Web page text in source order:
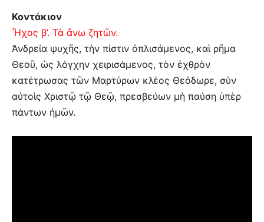
Κοντάκιον
Ἦχος β’. Τὰ ἄνω ζητῶν.
Ἀνδρεία ψυχῆς, τὴν πίστιν ὀπλισάμενος, καὶ ρῆμα
Θεοῦ, ὡς λόγχην χειρισάμενος, τὸν ἐχθρὸν
κατέτρωσας τῶν Μαρτύρων κλέος Θεόδωρε, σὺν
αὐτοὶς Χριστῷ τῷ Θεῷ, πρεσβεύων μὴ παύση ὑπὲρ
πάντων ἠμῶν.